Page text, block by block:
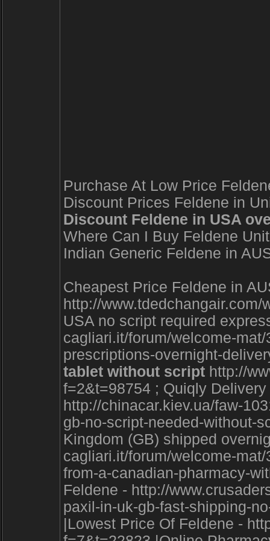
Purchase At Low Price
Discount Prices Feldene in
Discount Feldene in USA
Where Can I Buy Feldene
Indian Generic Feldene in
Cheapest Price Feldene in
http://
USA no script required
cagliari.it/forum/welcome-
prescriptions-overnight-
tablet without script http://
f=2&t=98754 ; Quiqly
http://chinacar.kiev.ua/faw-
gb-no-script-needed-without-
Kingdom (GB) shipped
cagliari.it/forum/welcome-
from-a-canadian-pharmacy-
Feldene - http://
paxil-in-uk-gb-fast-shipping-
|Lowest Price Of Feldene -